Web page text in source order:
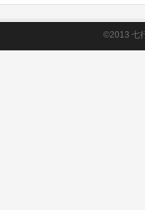
©2013 七